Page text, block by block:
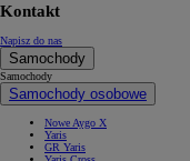
Kontakt
Napisz do nas
Samochody
Samochody
Samochody osobowe
Nowe Aygo X
Yaris
GR Yaris